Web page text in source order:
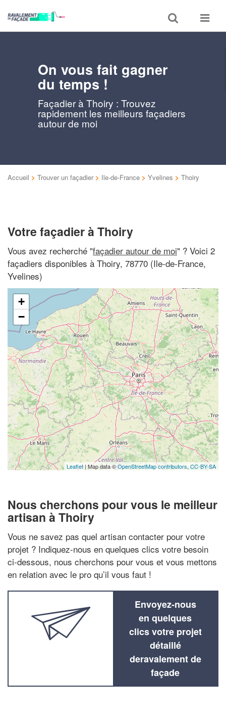
Toggle
search
Toggle
On vous fait gagner
du temps !
Façadier à Thoiry : Trouvez
rapidement les meilleurs façadiers
autour de moi
Accueil > Trouver un façadier > Ile-de-France > Yvelines > Thoiry
Votre façadier à Thoiry
Vous avez recherché "façadier autour de moi" ? Voici 2
façadiers disponibles à Thoiry, 78770 (Ile-de-France,
Yvelines)
+
−
Leaflet| Map data ©OpenStreetMap contributors, CC-BY-SA
Nous cherchons pour vous le meilleur
artisan à Thoiry
Vous ne savez pas quel artisan contacter pour votre
projet ? Indiquez-nous en quelques clics votre besoin
ci-dessous, nous cherchons pour vous et vous mettons
en relation avec le pro qu’il vous faut !
Envoyez-nous
en quelques
clics votre projet
détaillé
deravalement de
façade